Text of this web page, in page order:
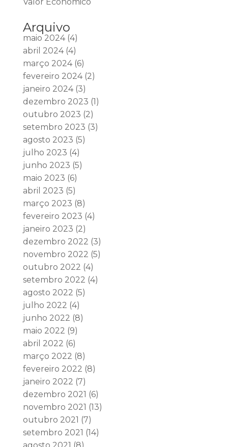
Arquivo
maio 2024(4)
abril 2024(4)
março 2024(6)
fevereiro 2024(2)
janeiro 2024(3)
dezembro 2023 (1)
outubro 2023 (2)
setembro 2023 (3)
agosto 2023 (5)
julho 2023 (4)
junho 2023 (5)
maio 2023 (6)
abril 2023 (5)
março 2023 (8)
fevereiro 2023 (4)
janeiro 2023 (2)
dezembro 2022 (3)
novembro 2022 (5)
outubro 2022 (4)
setembro 2022 (4)
agosto 2022 (5)
julho 2022 (4)
junho 2022 (8)
maio 2022 (9)
abril 2022 (6)
março 2022 (8)
fevereiro 2022 (8)
janeiro 2022 (7)
dezembro 2021 (6)
novembro 2021 (13)
outubro 2021 (7)
setembro 2021 (14)
agosto 2021 (8)